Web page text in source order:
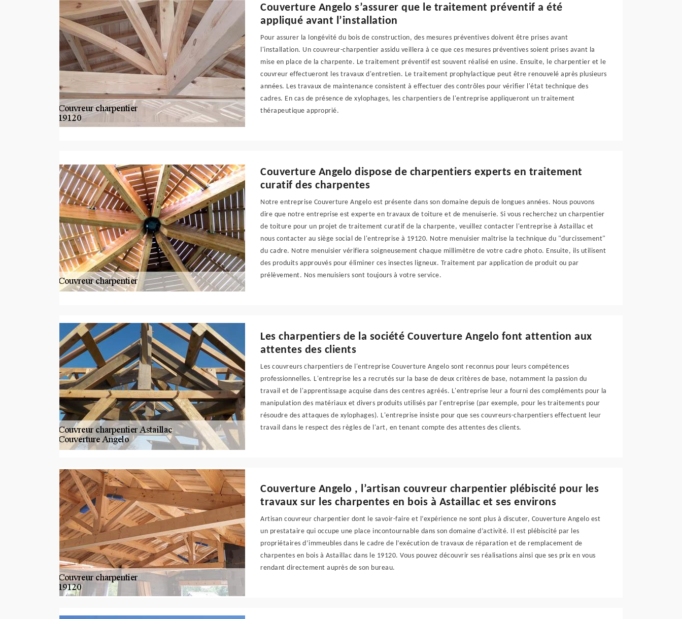
Couverture Angelo s’assurer que le traitement préventif a été
appliqué avant l’installation
Pour assurer la longévité du bois de construction, des mesures préventives doivent être prises avant
l'installation. Un couvreur-charpentier assidu veillera à ce que ces mesures préventives soient prises avant la
mise en place de la charpente. Le traitement préventif est souvent réalisé en usine. Ensuite, le charpentier et le
couvreur effectueront les travaux d'entretien. Le traitement prophylactique peut être renouvelé après plusieurs
années. Les travaux de maintenance consistent à effectuer des contrôles pour vérifier l'état technique des
cadres. En cas de présence de xylophages, les charpentiers de l'entreprise appliqueront un traitement
thérapeutique approprié.
Couverture Angelo dispose de charpentiers experts en traitement
curatif des charpentes
Notre entreprise Couverture Angelo est présente dans son domaine depuis de longues années. Nous pouvons
dire que notre entreprise est experte en travaux de toiture et de menuiserie. Si vous recherchez un charpentier
de toiture pour un projet de traitement curatif de la charpente, veuillez contacter l'entreprise à Astaillac et
nous contacter au siège social de l'entreprise à 19120. Notre menuisier maîtrise la technique du "durcissement"
du cadre. Notre menuisier vérifiera soigneusement chaque millimètre de votre cadre photo. Ensuite, ils utilisent
des produits approuvés pour éliminer ces insectes ligneux. Traitement par application de produit ou par
prélèvement. Nos menuisiers sont toujours à votre service.
Les charpentiers de la société Couverture Angelo font attention aux
attentes des clients
Les couvreurs charpentiers de l'entreprise Couverture Angelo sont reconnus pour leurs compétences
professionnelles. L'entreprise les a recrutés sur la base de deux critères de base, notamment la passion du
travail et de l'apprentissage acquise dans des centres agréés. L'entreprise leur a fourni des compléments pour la
manipulation des matériaux et divers produits utilisés par l'entreprise (par exemple, pour les traitements pour
résoudre des attaques de xylophages). L'entreprise insiste pour que ses couvreurs-charpentiers effectuent leur
travail dans le respect des règles de l'art, en tenant compte des attentes des clients.
Couverture Angelo , l’artisan couvreur charpentier plébiscité pour les
travaux sur les charpentes en bois à Astaillac et ses environs
Artisan couvreur charpentier dont le savoir-faire et l’expérience ne sont plus à discuter, Couverture Angelo est
un prestataire qui occupe une place incontournable dans son domaine d’activité. Il est plébiscité par les
propriétaires d’immeubles dans le cadre de l’exécution de travaux de réparation et de remplacement de
charpentes en bois à Astaillac dans le 19120. Vous pouvez découvrir ses réalisations ainsi que ses prix en vous
rendant directement auprès de son bureau.